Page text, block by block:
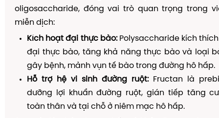
oligosaccharide, đóng vai trò quan trọng trong
miễn dịch:
Kích hoạt đại thực bào:Polysaccharide kích
đại thực bào, tăng khả năng thực bào và loại
gây bệnh, mảnh vụn tế bào trong đường hô hấp.
Hỗ trợ hệ vi sinh đường ruột:Fructan là
dưỡng lợi khuẩn đường ruột, gián tiếp tăng
toàn thân và tại chỗ ở niêm mạc hô hấp.